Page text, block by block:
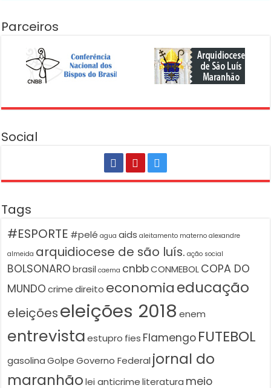
Parceiros
Social
Tags
#ESPORTE #pelé agua aids aleitamento materno alexandre
almeida arquidiocese de são luís. ação social
BOLSONARO brasil caema cnbbCONMEBOLCOPA DO
MUNDO crime direito economiaeducação
eleiçõeseleições 2018 enem
entrevista estupro fies Flamengo FUTEBOL
gasolina Golpe Governo Federal jornal do
maranhão lei anticrime literatura meio